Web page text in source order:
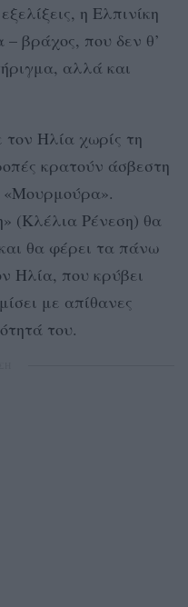
η Ελπινίκη
βράχος, που δεν θ’
αλλά και
Ηλία χωρίς τη
κρατούν άσβεστη
«Μουρμούρα».
(Κλέλια Ρένεση) θα
θα φέρει τα πάνω
Ηλία, που κρύβει
με απίθανες
του.